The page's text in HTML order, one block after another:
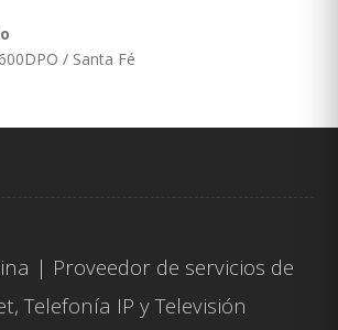
/ Santa Fé
| Proveedor de servicios de
,Telefonía IP yTelevisión